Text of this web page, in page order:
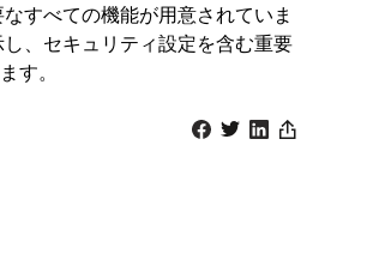
すべての機能が用意されていま
、セキュリティ設定を含む重要
す。